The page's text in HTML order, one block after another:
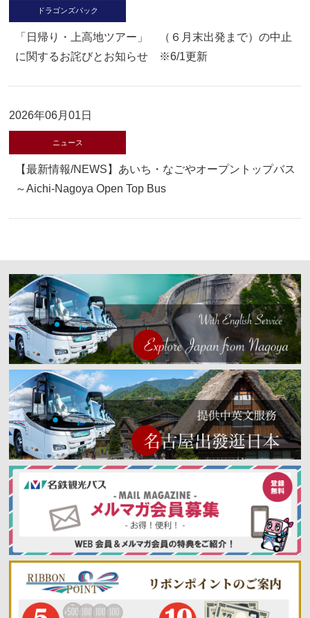
ドラゴンズパック
「日帰り・上高地ツアー」 （６月末出発まで）の中止
に関するお詫びとお知らせ ※6/1更新
2026年06月01日
ニュース
【最新情報/NEWS】あいち・なごやオープントップバス
～Aichi-Nagoya Open Top Bus